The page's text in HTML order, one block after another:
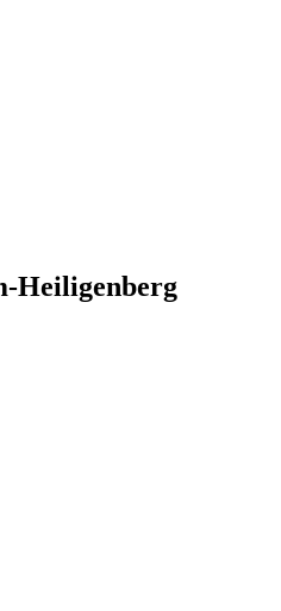
Heiligenberg